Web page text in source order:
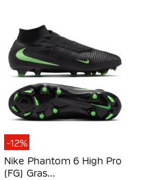
-12%
Nike Phantom 6 High Pro
(FG) Gras